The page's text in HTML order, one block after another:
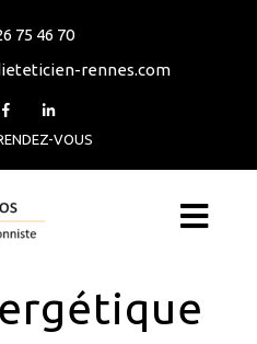
75 46 70
rennes.com
VOUS